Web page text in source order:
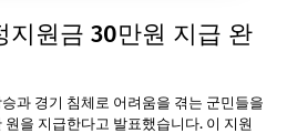
지원금 30만원 지급 완
과 경기 침체로 어려움을 겪는 군민들을
을 지급한다고 발표했습니다. 이 지원